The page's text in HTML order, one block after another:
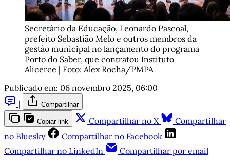
Secretário da Educação, Leonardo Pascoal,
prefeito Sebastião Melo e outros membros da
gestão municipal no lançamento do programa
Porto do Saber, que contratou Instituto
Alicerce | Foto: Alex Rocha/PMPA
Publicado em: 06 novembro 2025, 06:00
|
Compartilhar
Copiar link Compartilhar no X
Compartilhar
no Bluesky
Compartilhar no Facebook
Compartilhar no LinkedIn
Compartilhar por email